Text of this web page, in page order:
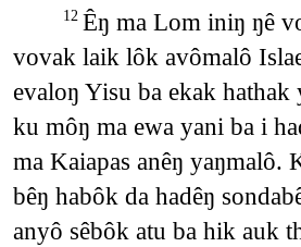
12 Êŋ ma Lom iniŋ ŋê
vovak laik lôk avômalô
evaloŋ Yisu ba ekak hathak
ku môŋ ma ewa yani ba i
ma Kaiapas anêŋ yaŋmalô.
bêŋ habôk da hadêŋ
anyô sêbôk atu ba hik auk